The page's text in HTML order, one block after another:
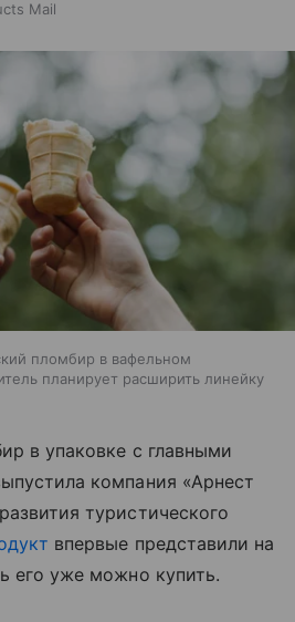
Mail
пломбир в вафельном
планирует расширить линейку
в упаковке с главными
компания «Арнест
туристического
впервые представили на
его уже можно купить.